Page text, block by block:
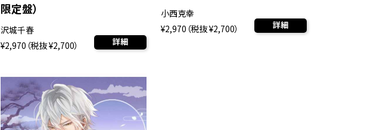
限定盤）
沢城千春
¥2,970（税抜 ¥2,700）
詳細
小西克幸
¥2,970（税抜 ¥2,700）
詳細